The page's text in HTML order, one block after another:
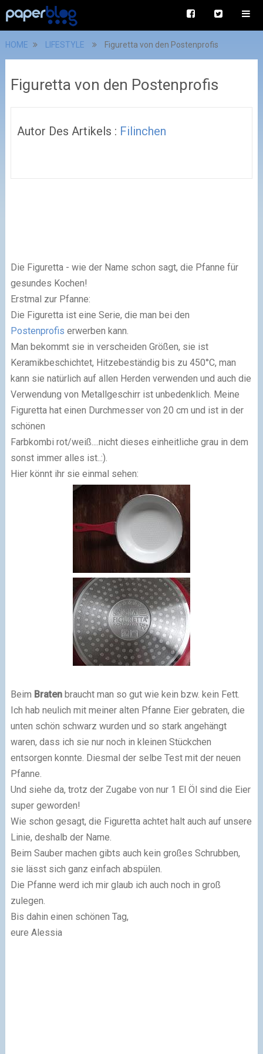
HOME LIFESTYLE Figuretta von den Postenprofis
Figuretta von den Postenprofis
Autor Des Artikels : Filinchen
Die Figuretta - wie der Name schon sagt, die Pfanne für
gesundes Kochen!
Erstmal zur Pfanne:
Die Figuretta ist eine Serie, die man bei den
Postenprofis erwerben kann.
Man bekommt sie in verscheiden Größen, sie ist
Keramikbeschichtet, Hitzebeständig bis zu 450°C, man
kann sie natürlich auf allen Herden verwenden und auch die
Verwendung von Metallgeschirr ist unbedenklich. Meine
Figuretta hat einen Durchmesser von 20 cm und ist in der
schönen
Farbkombi rot/weiß....nicht dieses einheitliche grau in dem
sonst immer alles ist..:).
Hier könnt ihr sie einmal sehen:
Beim Bratenbraucht man so gut wie kein bzw. kein Fett.
Ich hab neulich mit meiner alten Pfanne Eier gebraten, die
unten schön schwarz wurden und so stark angehängt
waren, dass ich sie nur noch in kleinen Stückchen
entsorgen konnte. Diesmal der selbe Test mit der neuen
Pfanne.
Und siehe da, trotz der Zugabe von nur 1 El Öl sind die Eier
super geworden!
Wie schon gesagt, die Figuretta achtet halt auch auf unsere
Linie, deshalb der Name.
Beim Sauber machen gibts auch kein großes Schrubben,
sie lässt sich ganz einfach abspülen.
Die Pfanne werd ich mir glaub ich auch noch in groß
zulegen.
Bis dahin einen schönen Tag,
eure Alessia